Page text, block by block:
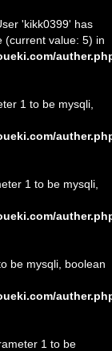
'kikk0399' has
(current value: 5) in
1 to be mysqli,
1 to be mysqli,
be mysqli, boolean
1 to be